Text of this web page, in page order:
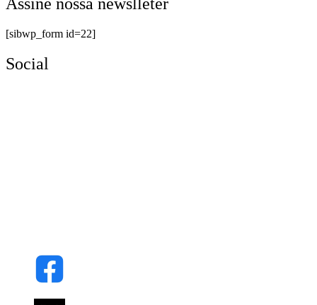
Assine nossa newslleter
[sibwp_form id=22]
Social